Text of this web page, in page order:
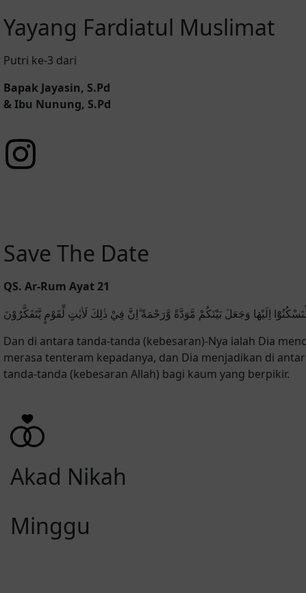
Yayang Fardiatul Muslimat
Putri ke-3 dari
Bapak Jayasin, S.Pd
& Ibu Nunung, S.Pd
Save The Date
QS. Ar-Rum Ayat 21
اِلَيْهَا وَجَعَلَ بَيْنَكُمْ مَّوَدَّةً وَّرَحْمَةً ۗاِنَّ فِيْ ذٰلِكَ لَاٰيٰتٍ لِّقَوْمٍ يَّتَفَكَّرُوْنَ
Dan di antara tanda-tanda (kebesaran)-Nya ialah Dia
merasa tenteram kepadanya, dan Dia menjadikan di
tanda-tanda (kebesaran Allah) bagi kaum yang berpikir.
Akad Nikah
Minggu